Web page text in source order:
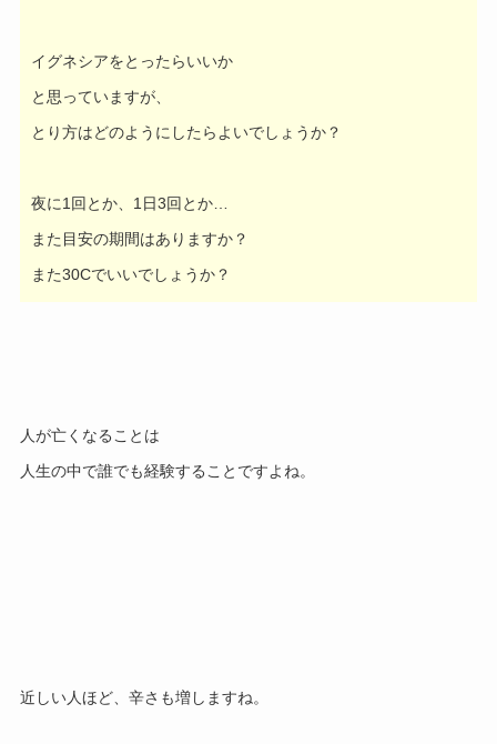
イグネシアをとったらいいか
と思っていますが、
とり方はどのようにしたらよいでしょうか？
夜に1回とか、1日3回とか…
また目安の期間はありますか？
また30Cでいいでしょうか？
人が亡くなることは
人生の中で誰でも経験することですよね。
近しい人ほど、辛さも増しますね。